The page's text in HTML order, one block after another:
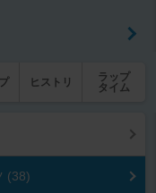
ヒストリ
ラップ
タイム
(38)